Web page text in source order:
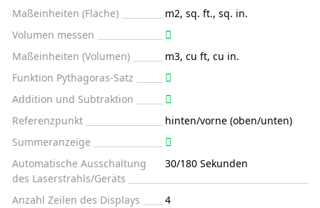
Maßeinheiten (Fläche)
m2, sq. ft., sq. in.
Volumen messen
Maßeinheiten (Volumen)
m3, cu ft, cu in.
Funktion Pythagoras-Satz
Addition und Subtraktion
Referenzpunkt
hinten/vorne (oben/unten)
Summeranzeige
Automatische Ausschaltung
des Laserstrahls/Geräts
30/180 Sekunden
Anzahl Zeilen des Displays
4